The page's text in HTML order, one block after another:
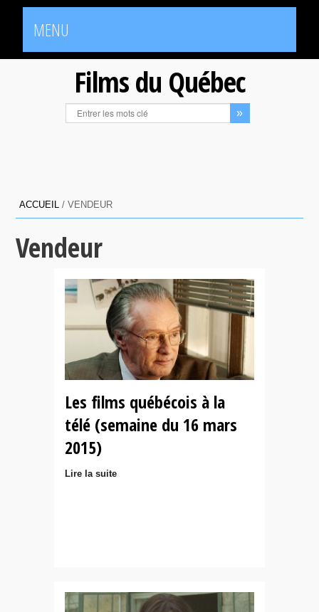
MENU
Films du Québec
ACCUEIL /VENDEUR
Vendeur
Les films québécois à la
télé (semaine du 16 mars
2015)
Lire la suite